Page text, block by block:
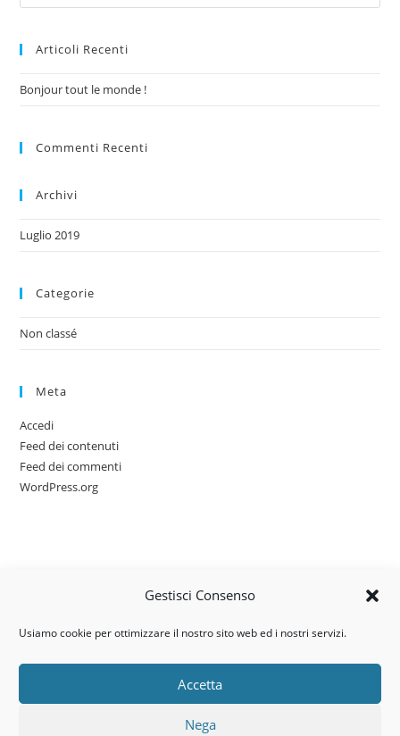
Gestisci Consenso
Usiamo cookie per ottimizzare il nostro sito web ed i nostri servizi.
Accetta
Nega
Articoli Recenti
Bonjour tout le monde !
Commenti Recenti
Archivi
Luglio 2019
Categorie
Non classé
Meta
Accedi
Feed dei contenuti
Feed dei commenti
WordPress.org
Via dell’artigianato, 14 – 31030